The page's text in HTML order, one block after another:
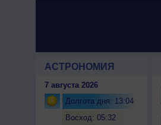
АСТРОНОМИЯ
7 августа 2026
Долгота дня: 13:04
Восход: 05:32